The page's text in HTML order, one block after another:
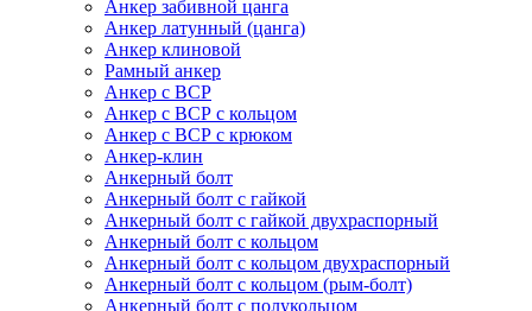
Анкер забивной цанга
Анкер латунный (цанга)
Анкер клиновой
Рамный анкер
Анкер с ВСР
Анкер с ВСР с кольцом
Анкер с ВСР с крюком
Анкер-клин
Анкерный болт
Анкерный болт с гайкой
Анкерный болт с гайкой двухраспорный
Анкерный болт с кольцом
Анкерный болт с кольцом двухраспорный
Анкерный болт с кольцом (рым-болт)
Анкерный болт с полукольцом